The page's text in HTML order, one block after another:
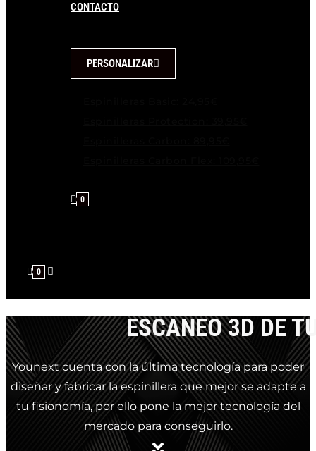
CONTACTO
PERSONALIZAR
0
0
ESCANEO 3D DE
Younext cuenta con la última tecnología para poder
diseñar y fabricar la espinillera que mejor se adapte a
tu fisionomía, por ello pone la mejor tecnología del
mercado para conseguirlo.